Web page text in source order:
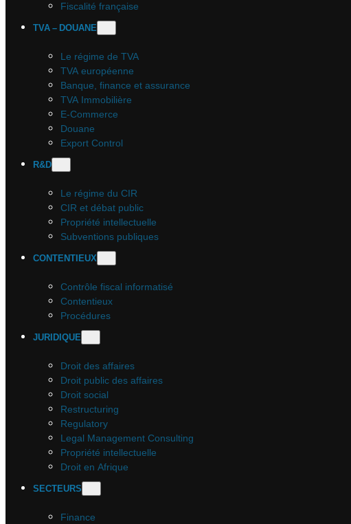
Fiscalité française
TVA – DOUANE
Le régime de TVA
TVA européenne
Banque, finance et assurance
TVA Immobilière
E-Commerce
Douane
Export Control
R&D
Le régime du CIR
CIR et débat public
Propriété intellectuelle
Subventions publiques
CONTENTIEUX
Contrôle fiscal informatisé
Contentieux
Procédures
JURIDIQUE
Droit des affaires
Droit public des affaires
Droit social
Restructuring
Regulatory
Legal Management Consulting
Propriété intellectuelle
Droit en Afrique
SECTEURS
Finance